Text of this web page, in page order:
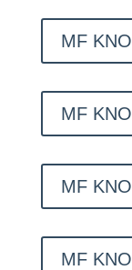
MF KNO
MF KNO
MF KNO
MF KNO